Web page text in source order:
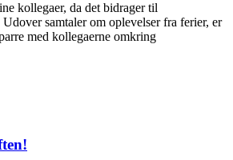
kollegaer, da det bidrager til
samtaler om oplevelser fra ferier, er
med kollegaerne omkring